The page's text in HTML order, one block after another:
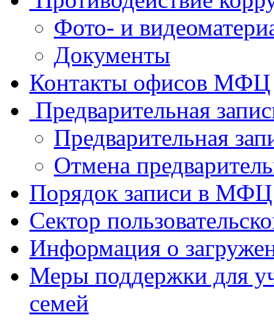
Фото- и
Документы
Контакты офисов МФЦ
Предварительная
Предварительная
Отмена
Порядок записи в МФЦ
Сектор
Информация о
Меры поддержки для
семей